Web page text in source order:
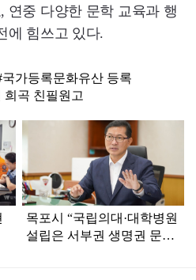
연중 다양한 문학 교육과 행
에 힘쓰고 있다.
가등록문화유산 등록
희곡 친필원고
목포시 “국립의대·대학병원
설립은 서부권 생명권 문